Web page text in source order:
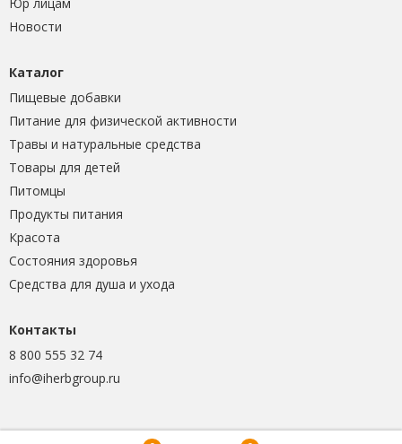
Новости
Каталог
Пищевые добавки
Питание для физической активности
Травы и натуральные средства
Товары для детей
Питомцы
Продукты питания
Красота
Состояния здоровья
Средства для душа и ухода
Контакты
8 800 555 32 74
info@iherbgroup.ru